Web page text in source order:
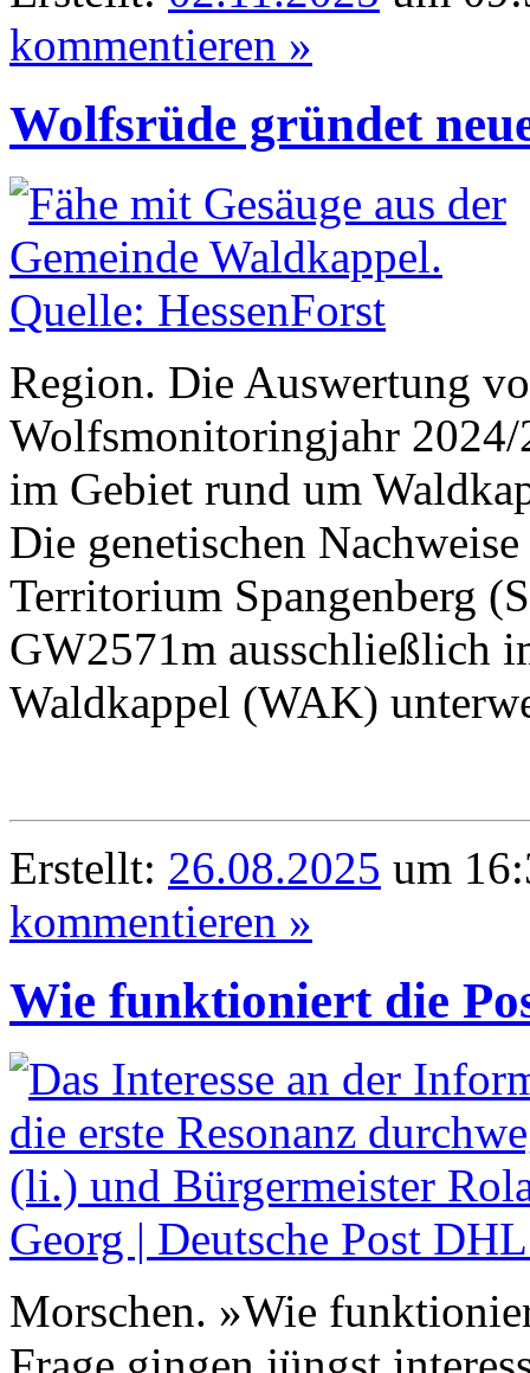
kommentieren »
Wolfsrüde gründet
Region. Die Auswertung
Wolfsmonitoringjahr
im Gebiet rund um
Die genetischen
Territorium Spangenberg
GW2571m ausschließlich
Waldkappel (WAK)
Erstellt: 26.08.2025 um
kommentieren »
Wie funktioniert die
Morschen. »Wie